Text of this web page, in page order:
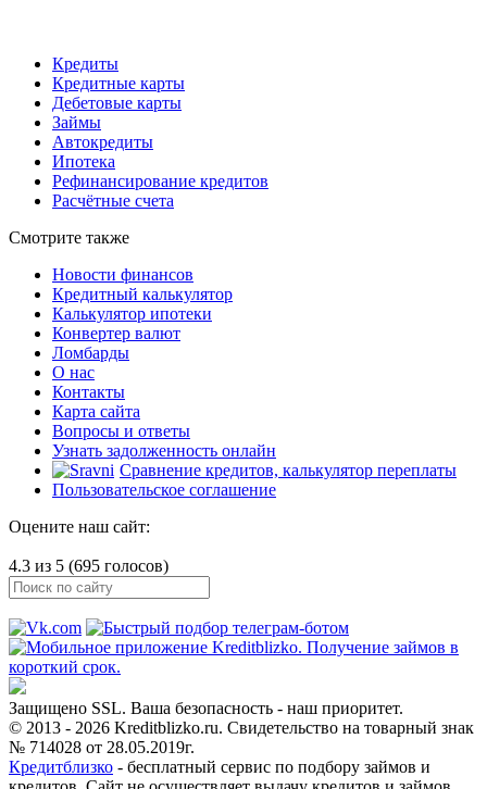
Кредиты
Кредитные карты
Дебетовые карты
Займы
Автокредиты
Ипотека
Рефинансирование кредитов
Расчётные счета
Смотрите также
Новости финансов
Кредитный калькулятор
Калькулятор ипотеки
Конвертер валют
Ломбарды
О нас
Контакты
Карта сайта
Вопросы и ответы
Узнать задолженность онлайн
Сравнение кредитов, калькулятор переплаты
Пользовательское соглашение
Оцените наш сайт:
4.3 из 5 (695 голосов)
Защищено SSL. Ваша безопасность - наш приоритет.
© 2013 - 2026 Kreditblizko.ru. Свидетельство на товарный знак
№ 714028 от 28.05.2019г.
Кредитблизко - бесплатный сервис по подбору займов и